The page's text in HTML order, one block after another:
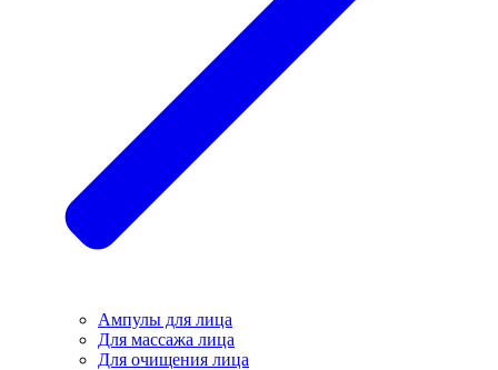
Ампулы для лица
Для массажа лица
Для очищения лица